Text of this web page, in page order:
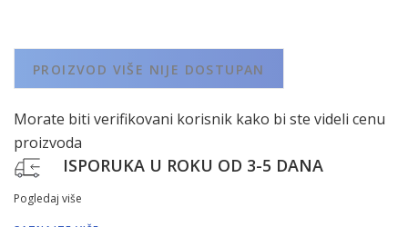
PROIZVOD VIŠE NIJE DOSTUPAN
Morate biti verifikovani korisnik kako bi ste videli cenu
proizvoda
ISPORUKA U ROKU OD 3-5 DANA
Pogledaj više